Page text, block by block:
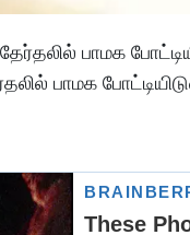
பாமக
பாமக